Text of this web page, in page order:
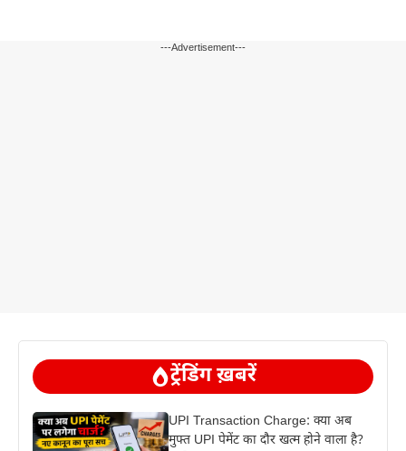
---Advertisement---
ट्रेंडिंग ख़बरें
UPI Transaction Charge: क्या अब
मुफ्त UPI पेमेंट का दौर खत्म होने वाला है?